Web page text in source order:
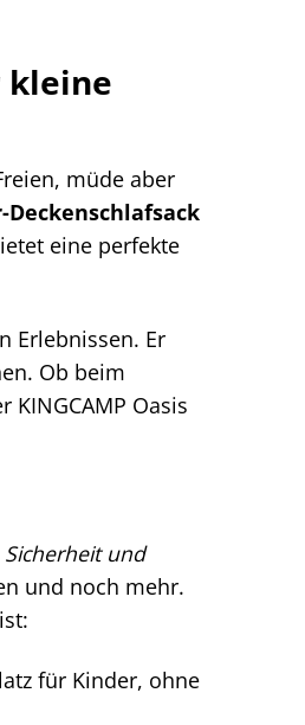
kleine
müde aber
Deckenschlafsack
eine perfekte
Erlebnissen. Er
Ob beim
Oasis
und
und noch mehr.
für Kinder, ohne